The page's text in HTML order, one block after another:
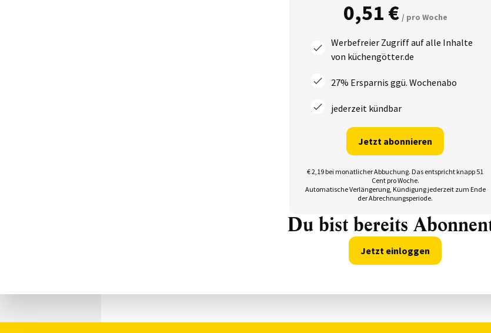
0,51 € / pro Woche
Werbefreier Zugriff auf alle Inhalte
von küchengötter.de
27% Ersparnis ggü. Wochenabo
jederzeit kündbar
Jetzt abonnieren
€ 2,19 bei monatlicher Abbuchung. Das entspricht knapp 51
Cent pro Woche.
Automatische Verlängerung, Kündigung jederzeit zum Ende
der Abrechnungsperiode.
Du bist bereits
Jetzt einloggen